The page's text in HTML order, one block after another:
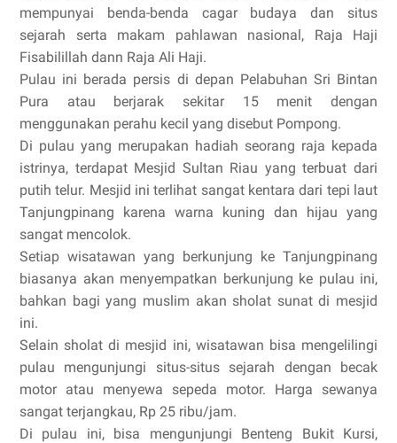
mempunyai benda-benda cagar budaya dan situs
sejarah serta makam pahlawan nasional, Raja Haji
Fisabilillah dann Raja Ali Haji.
Pulau ini berada persis di depan Pelabuhan Sri Bintan
Pura atau berjarak sekitar 15 menit dengan
menggunakan perahu kecil yang disebut Pompong.
Di pulau yang merupakan hadiah seorang raja kepada
istrinya, terdapat Mesjid Sultan Riau yang terbuat dari
putih telur. Mesjid ini terlihat sangat kentara dari tepi laut
Tanjungpinang karena warna kuning dan hijau yang
sangat mencolok.
Setiap wisatawan yang berkunjung ke Tanjungpinang
biasanya akan menyempatkan berkunjung ke pulau ini,
bahkan bagi yang muslim akan sholat sunat di mesjid
ini.
Selain sholat di mesjid ini, wisatawan bisa mengelilingi
pulau mengunjungi situs-situs sejarah dengan becak
motor atau menyewa sepeda motor. Harga sewanya
sangat terjangkau, Rp 25 ribu/jam.
Di pulau ini, bisa mengunjungi Benteng Bukit Kursi,